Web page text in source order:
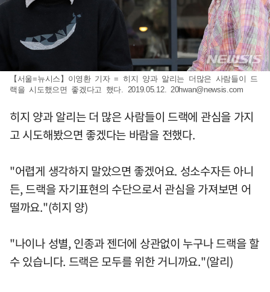
【서울=뉴시스】이영환 기자 = 히지 양과 알리는 더많은 사람들이 드
랙을 시도했으면 좋겠다고 했다. 2019.05.12. 20hwan@newsis.com
히지 양과 알리는 더 많은 사람들이 드랙에 관심을 가지
고 시도해봤으면 좋겠다는 바람을 전했다.
"어렵게 생각하지 말았으면 좋겠어요. 성소수자든 아니
든, 드랙을 자기표현의 수단으로서 관심을 가져보면 어
떨까요."(히지 양)
"나이나 성별, 인종과 젠더에 상관없이 누구나 드랙을 할
수 있습니다. 드랙은 모두를 위한 거니까요."(알리)